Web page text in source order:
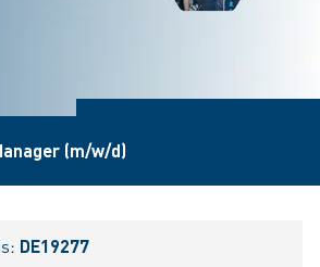
(m/w/d)
DE19277